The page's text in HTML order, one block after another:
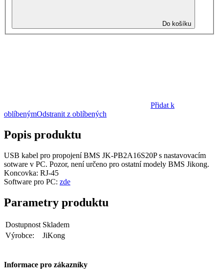
Do košíku
Přidat k
oblíbenýmOdstranit z oblíbených
Popis produktu
USB kabel pro propojení BMS JK-PB2A16S20P s nastavovacím
sotware v PC. Pozor, není určeno pro ostatní modely BMS Jikong.
Koncovka: RJ-45
Software pro PC: zde
Parametry produktu
Dostupnost Skladem
Výrobce:
JiKong
Informace pro zákazníky